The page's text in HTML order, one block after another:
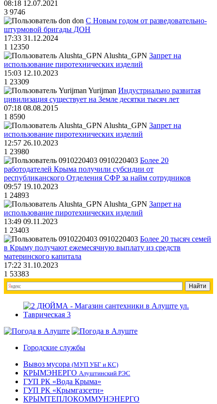
08:18 12.07.2021
3 9746
don С Новым годом от разведовательно-
штурмовой бригады ДОН
17:33 31.12.2024
1 12350
Alushta_GPN Запрет на
использование пиротехнических изделий
15:03 12.10.2023
1 23309
Yurijman Индустриально развитая
цивилизация существует на Земле десятки тысяч лет
07:18 08.08.2015
1 8590
Alushta_GPN Запрет на
использование пиротехнических изделий
12:57 26.10.2023
1 23980
0910220403 Более 20
работодателей Крыма получили субсидии от
республиканского Отделения СФР за найм сотрудников
09:57 19.10.2023
1 24893
Alushta_GPN Запрет на
использование пиротехнических изделий
13:49 09.11.2023
1 23403
0910220403 Более 20 тысяч семей
в Крыму получают ежемесячную выплату из средств
материнского капитала
17:22 31.10.2023
1 53383
Городские службы
Вывоз мусора (МУП УБГ и КС)
КРЫМЭНЕРГО Алуштинский РЭС
ГУП РК «Вода Крыма»
ГУП РК «Крымгазсети»
КРЫМТЕПЛОКОММУНЭНЕРГО